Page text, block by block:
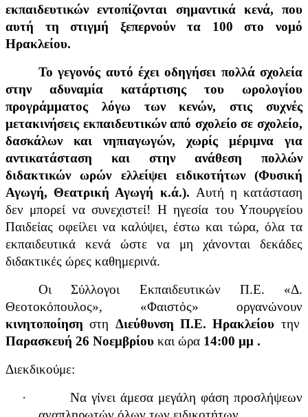
εκπαιδευτικών εντοπίζονται σημαντικά κενά, που
αυτή τη στιγμή ξεπερνούν τα 100 στο νομό
Ηρακλείου.
Το γεγονός αυτό έχει οδηγήσει πολλά σχολεία
στην αδυναμία κατάρτισης του ωρολογίου
προγράμματος λόγω των κενών, στις συχνές
μετακινήσεις εκπαιδευτικών από σχολείο σε σχολείο,
δασκάλων και νηπιαγωγών, χωρίς μέριμνα για
αντικατάσταση και στην ανάθεση πολλών
διδακτικών ωρών ελλείψει ειδικοτήτων (Φυσική
Αγωγή, Θεατρική Αγωγή κ.ά.). Αυτή η κατάσταση
δεν μπορεί να συνεχιστεί! Η ηγεσία του Υπουργείου
Παιδείας οφείλει να καλύψει, έστω και τώρα, όλα τα
εκπαιδευτικά κενά ώστε να μη χάνονται δεκάδες
διδακτικές ώρες καθημερινά.
Οι Σύλλογοι Εκπαιδευτικών Π.Ε. «Δ.
Θεοτοκόπουλος», «Φαιστός» οργανώνουν
κινητοποίηση στη Διεύθυνση Π.Ε. Ηρακλείου την
Παρασκευή 26 Νοεμβρίου και ώρα 14:00 μμ .
Διεκδικούμε:
·
Να γίνει άμεσα μεγάλη φάση προσλήψεων